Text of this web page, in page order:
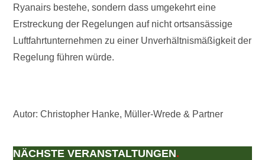
Ryanairs bestehe, sondern dass umgekehrt eine
Erstreckung der Regelungen auf nicht ortsansässige
Luftfahrtunternehmen zu einer Unverhältnismäßigkeit der
Regelung führen würde.
Autor: Christopher Hanke, Müller-Wrede & Partner
NÄCHSTE VERANSTALTUNGEN.